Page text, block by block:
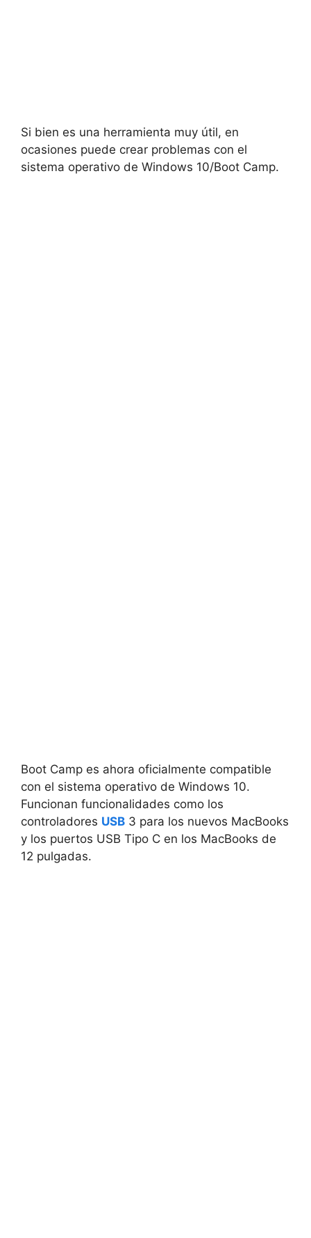
Si bien es una herramienta muy útil, en
ocasiones puede crear problemas con el
sistema operativo de Windows 10/Boot Camp.
Boot Camp es ahora oficialmente compatible
con el sistema operativo de Windows 10.
Funcionan funcionalidades como los
controladores USB 3 para los nuevos MacBooks
y los puertos USB Tipo C en los MacBooks de
12 pulgadas.